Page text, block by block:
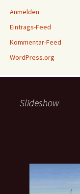
Anmelden
Eintrags-Feed
Kommentar-Feed
WordPress.org
Slideshow